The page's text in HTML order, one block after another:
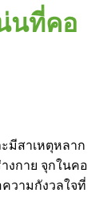
นที่คอ
มีสาเหตุหลาก
งกาย จุกในคอ
วามกังวลใจที่